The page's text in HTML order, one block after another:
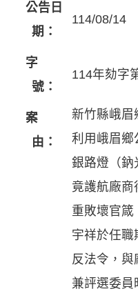
公告日
期：
114/08/14
字
號：
114年劾字
案
由：
新竹縣峨眉
利用峨眉鄉
銀路燈（鈉
竟護航廠商
重敗壞官箴
宇祥於任職
反法令，與
兼評選委員